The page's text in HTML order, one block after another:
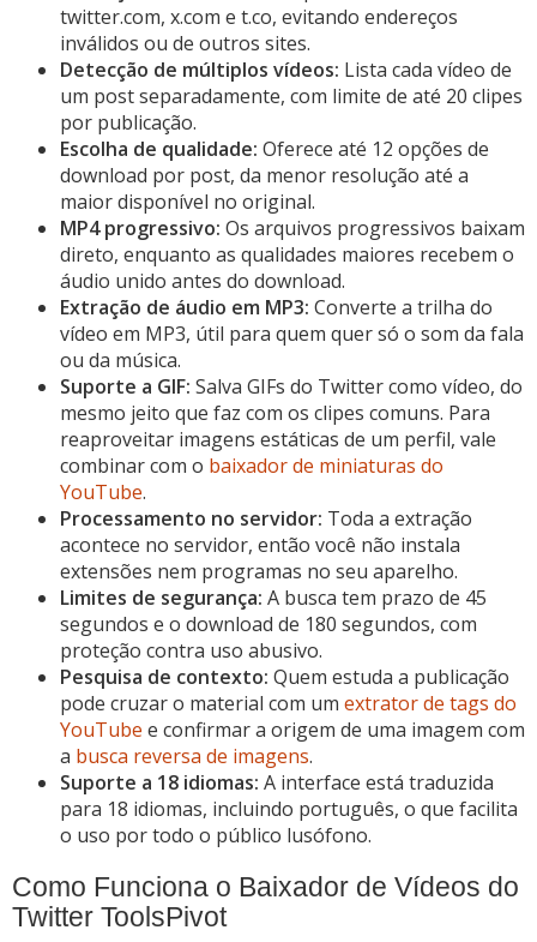
twitter.com, x.com e t.co, evitando endereços
inválidos ou de outros sites.
Detecção de múltiplos vídeos: Lista cada vídeo de
um post separadamente, com limite de até 20 clipes
por publicação.
Escolha de qualidade: Oferece até 12 opções de
download por post, da menor resolução até a
maior disponível no original.
MP4 progressivo: Os arquivos progressivos baixam
direto, enquanto as qualidades maiores recebem o
áudio unido antes do download.
Extração de áudio em MP3: Converte a trilha do
vídeo em MP3, útil para quem quer só o som da fala
ou da música.
Suporte a GIF: Salva GIFs do Twitter como vídeo, do
mesmo jeito que faz com os clipes comuns. Para
reaproveitar imagens estáticas de um perfil, vale
combinar com o baixador de miniaturas do
YouTube.
Processamento no servidor: Toda a extração
acontece no servidor, então você não instala
extensões nem programas no seu aparelho.
Limites de segurança: A busca tem prazo de 45
segundos e o download de 180 segundos, com
proteção contra uso abusivo.
Pesquisa de contexto: Quem estuda a publicação
pode cruzar o material com um extrator de tags do
YouTube e confirmar a origem de uma imagem com
a busca reversa de imagens.
Suporte a 18 idiomas: A interface está traduzida
para 18 idiomas, incluindo português, o que facilita
o uso por todo o público lusófono.
Como Funciona o Baixador de Vídeos do
Twitter ToolsPivot